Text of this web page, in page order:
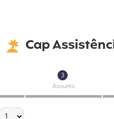
Cap
3
Assurés